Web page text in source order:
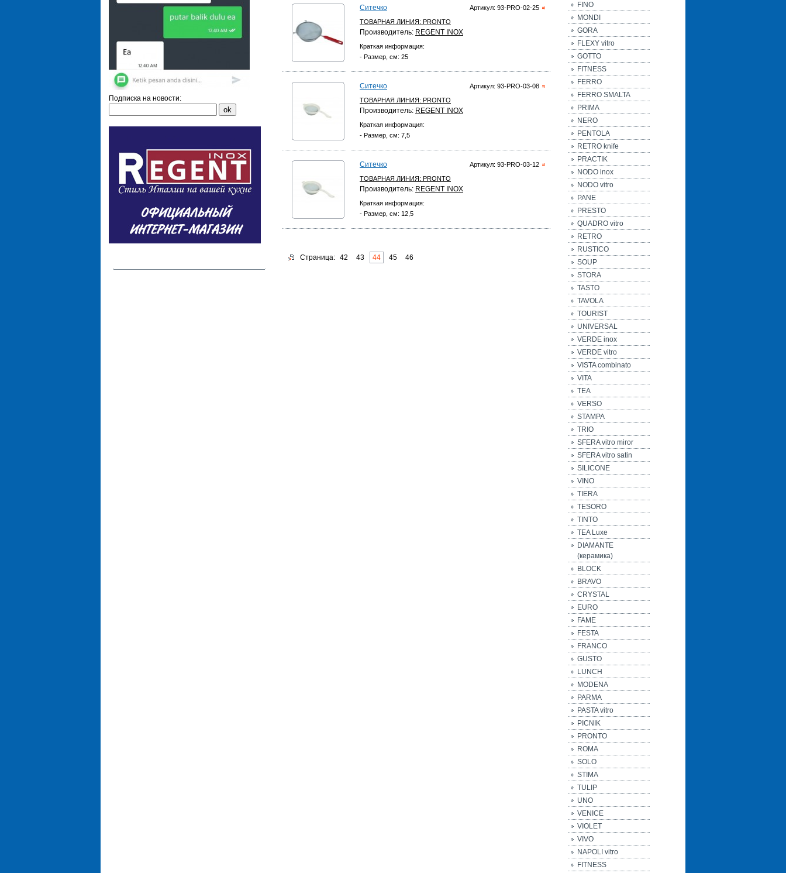
Подписка на новости:
Артикул: 93-PRO-02-25
Ситечко
ТОВАРНАЯ ЛИНИЯ: PRONTO
Производитель: REGENT INOX
Краткая информация:
- Размер, см: 25
Артикул: 93-PRO-03-08
Ситечко
ТОВАРНАЯ ЛИНИЯ: PRONTO
Производитель: REGENT INOX
Краткая информация:
- Размер, см: 7,5
Артикул: 93-PRO-03-12
Ситечко
ТОВАРНАЯ ЛИНИЯ: PRONTO
Производитель: REGENT INOX
Краткая информация:
- Размер, см: 12,5
Страница: 42 43 44 45 46
FINO
MONDI
GORA
FLEXY vitro
GOTTO
FITNESS
FERRO
FERRO SMALTA
PRIMA
NERO
PENTOLA
RETRO knife
PRACTIK
NODO inox
NODO vitro
PANE
PRESTO
QUADRO vitro
RETRO
RUSTICO
SOUP
STORA
TASTO
TAVOLA
TOURIST
UNIVERSAL
VERDE inox
VERDE vitro
VISTA combinato
VITA
TEA
VERSO
STAMPA
TRIO
SFERA vitro miror
SFERA vitro satin
SILICONE
VINO
TIERA
TESORO
TINTO
TEA Luxe
DIAMANTE
(керамика)
BLOCK
BRAVO
CRYSTAL
EURO
FAME
FESTA
FRANCO
GUSTO
LUNCH
MODENA
PARMA
PASTA vitro
PICNIK
PRONTO
ROMA
SOLO
STIMA
TULIP
UNO
VENICE
VIOLET
VIVO
NAPOLI vitro
FITNESS